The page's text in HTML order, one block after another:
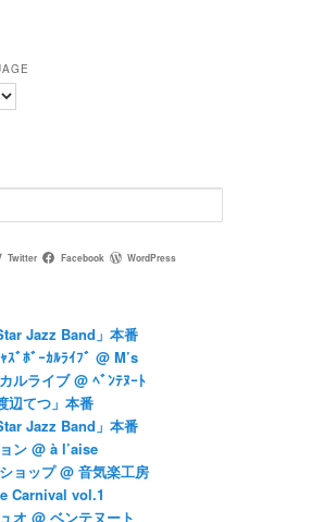
Twitter Facebook WordPress
Jazz Band」本番
ﾞﾎﾞｰｶﾙﾗｲﾌﾞ @ M’s
ルライブ @ ﾍﾞﾝﾃﾇｰﾄ
辺てつ」本番
Jazz Band」本番
ン @ à l’aise
ョップ @ 音気楽工房
Carnival vol.1
オ @ ベンテヌート